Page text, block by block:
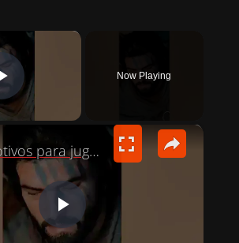
×
PLAY VIDEO
Now Playing
×
P
4 Motivos para jugar a Crimson Desert ¿Vale la pena? #gaming